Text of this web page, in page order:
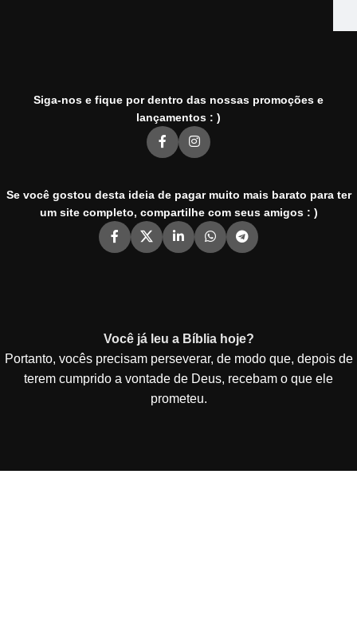
Siga-nos e fique por dentro das nossas promoções e
lançamentos : )
Se você gostou desta ideia de pagar muito mais barato para ter
um site completo, compartilhe com seus amigos : )
Você já leu a Bíblia hoje?
Portanto, vocês precisam perseverar, de modo que, depois de
terem cumprido a vontade de Deus, recebam o que ele
prometeu.